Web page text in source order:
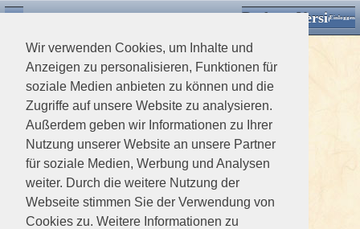
Wir verwenden Cookies, um Inhalte und
Anzeigen zu personalisieren, Funktionen für
soziale Medien anbieten zu können und die
Zugriffe auf unsere Website zu analysieren.
Außerdem geben wir Informationen zu Ihrer
Nutzung unserer Website an unsere Partner
für soziale Medien, Werbung und Analysen
weiter. Durch die weitere Nutzung der
Webseite stimmen Sie der Verwendung von
Cookies zu. Weitere Informationen zu
Desktop VersionEinloggen